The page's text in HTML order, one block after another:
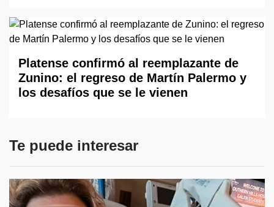
Platense confirmó al reemplazante de
Zunino: el regreso de Martín Palermo y
los desafíos que se le vienen
Te puede interesar